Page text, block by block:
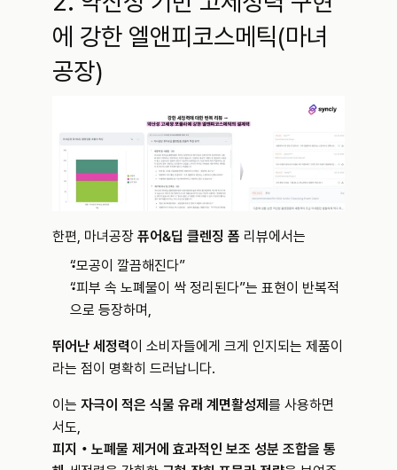
에 강한 엘앤피코스메틱(마녀
공장)
한편, 마녀공장 퓨어&딥 클렌징 폼 리뷰에서는
“모공이 깔끔해진다”
“피부 속 노폐물이 싹 정리된다”는 표현이 반복적
으로 등장하며,
뛰어난 세정력이 소비자들에게 크게 인지되는 제품이
라는 점이 명확히 드러납니다.
이는 자극이 적은 식물 유래 계면활성제 를 사용하면
서도,
피지‧노폐물 제거에 효과적인 보조 성분 조합을 통